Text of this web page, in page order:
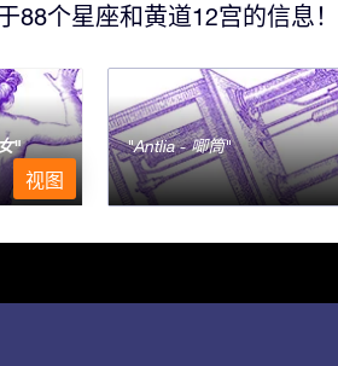
88个星座和黄道12宫的信息！
视图
Antlia - 唧筒